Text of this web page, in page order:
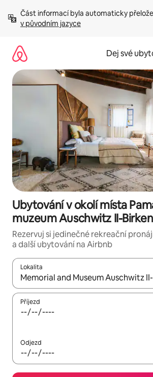
obsah
Část informací byla automaticky
v původním jazyce
Dej své
Ubytování v okolí místa
muzeum Auschwitz II-
Rezervuj si jedinečné rekreační
a další ubytování na Airbnb
Lokalita
Až budou výsledky k dispozici, můžeš
Příjezd
Odjezd